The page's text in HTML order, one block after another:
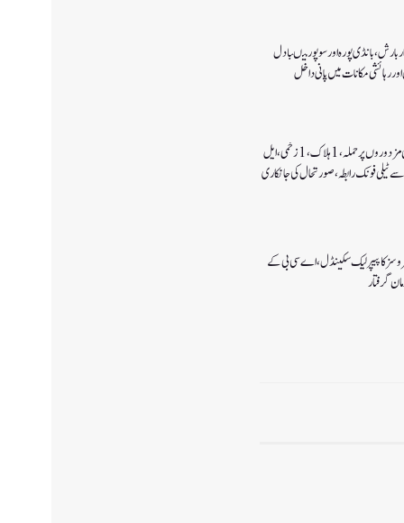
پورہ اور سوپور میںبادل
رہائشی مکانات میں پانی داخل
کولگام میں غیر مقامی مزدوروں پر حملہ،1ہلاک،1زخمی،ایل
ٹیلی فونک رابطہ، صورتحال کی جانکاری
کا پیپر لیک سکینڈل،اے سی بی کے